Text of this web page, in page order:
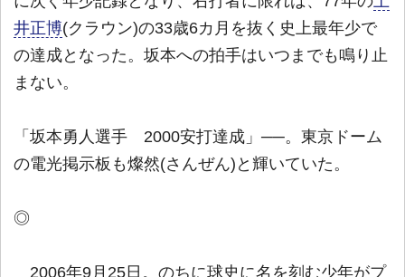
井正博(クラウン)の33歳6カ月を抜く史上最年少で
の達成となった。坂本への拍手はいつまでも鳴り止
まない。
「坂本勇人選手 2000安打達成」──。東京ドーム
の電光掲示板も燦然(さんぜん)と輝いていた。
◎
2006年9月25日。のちに球史に名を刻む少年がプ